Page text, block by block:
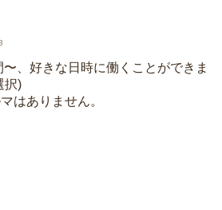
、好きな日時に働くことができま
択)
はありません。